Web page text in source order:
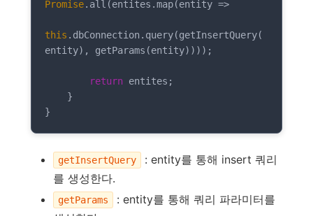
Promise.all(entites.map(entity =>
this .dbConnection.query(getInsertQuery(
entity), getParams(entity))));
return entites;
}
getInsertQuery
: entity를 통해 insert 쿼리
를 생성한다.
getParams
: entity를 통해 쿼리 파라미터를